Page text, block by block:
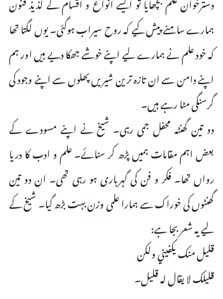
ہمارے سامنے پیش کیے کہ روح سیراب ہوگئی۔ یوں لگتا تھا
کہ خود علم نے ہمارے لیے اپنے خوشے جھکا دیے ہیں اور ہم
اپنے دامن سے ان تازہ ترین شیریں پھلوں سے اپنے وجود کی
گرسنگی مٹا رہے ہیں۔
دو تین گھنٹہ محفل جمی رہی۔ شیخ نے اپنے مسودے کے
بعض اہم مقامات ہمیں پڑھ کر سنائے۔ علم و ادب کا دریا
رواں تھا۔ فکر و فن کی گہرباری ہو رہی تھی۔ ان دو تین
گھنٹوں کی خوراک سے ہمارا علمی وزن بہت بڑھ گیا۔ شیخ کے
لیے یہ شعر بجا ہے:
قليل منك يكفيني ولكن
قليلك لا يقال له قليل۔